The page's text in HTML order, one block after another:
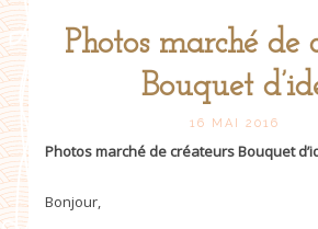
Photos marché de
Bouquet
16 MAI 2016
Photos marché de créateurs Bouquet
Bonjour,